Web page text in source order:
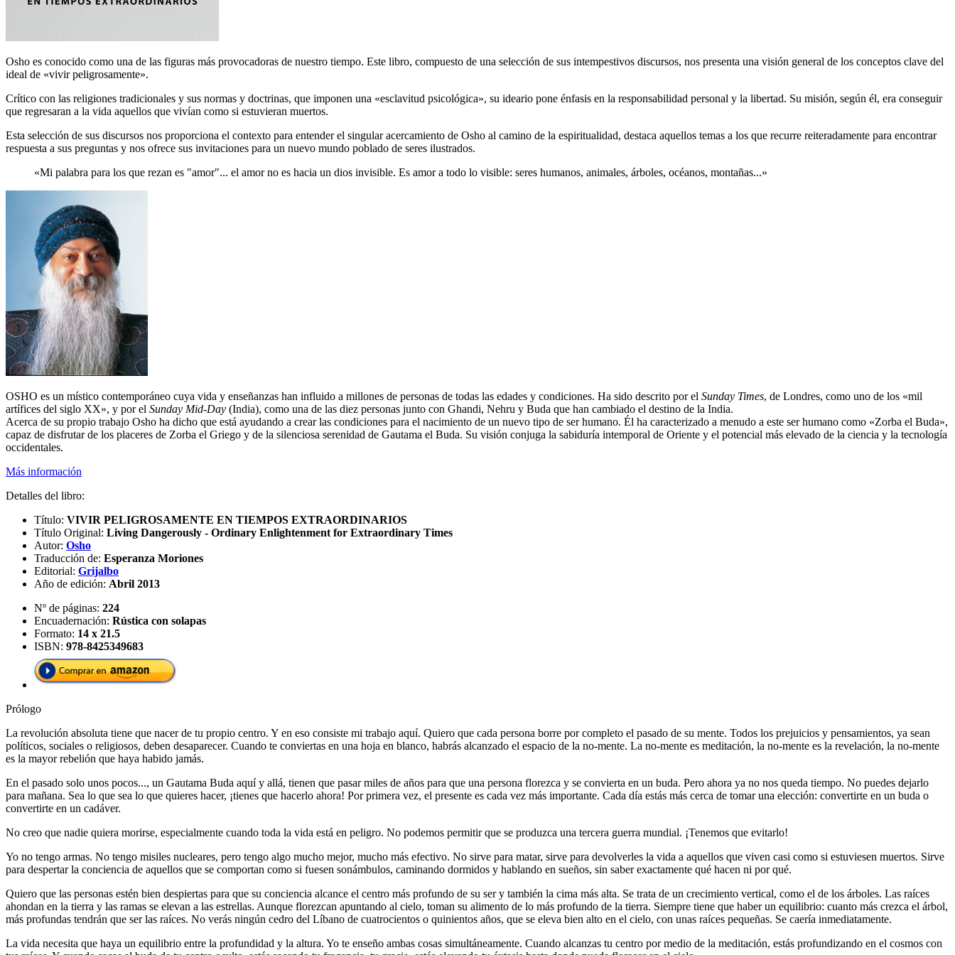
Osho es conocido como una de las figuras más provocadoras de nuestro tiempo. Este libro, compuesto de una selección de sus intempestivos discursos, nos presenta una visión general de los conceptos clave del
ideal de «vivir peligrosamente».
Crítico con las religiones tradicionales y sus normas y doctrinas, que imponen una «esclavitud psicológica», su ideario pone énfasis en la responsabilidad personal y la libertad. Su misión, según él, era conseguir
que regresaran a la vida aquellos que vivían como si estuvieran muertos.
Esta selección de sus discursos nos proporciona el contexto para entender el singular acercamiento de Osho al camino de la espiritualidad, destaca aquellos temas a los que recurre reiteradamente para encontrar
respuesta a sus preguntas y nos ofrece sus invitaciones para un nuevo mundo poblado de seres ilustrados.
«Mi palabra para los que rezan es "amor"... el amor no es hacia un dios invisible. Es amor a todo lo visible: seres humanos, animales, árboles, océanos, montañas...»
OSHO es un místico contemporáneo cuya vida y enseñanzas han influido a millones de personas de todas las edades y condiciones. Ha sido descrito por el Sunday Times, de Londres, como uno de los «mil
artífices del siglo XX», y por el Sunday Mid-Day (India), como una de las diez personas junto con Ghandi, Nehru y Buda que han cambiado el destino de la India.
Acerca de su propio trabajo Osho ha dicho que está ayudando a crear las condiciones para el nacimiento de un nuevo tipo de ser humano. Él ha caracterizado a menudo a este ser humano como «Zorba el Buda»,
capaz de disfrutar de los placeres de Zorba el Griego y de la silenciosa serenidad de Gautama el Buda. Su visión conjuga la sabiduría intemporal de Oriente y el potencial más elevado de la ciencia y la tecnología
occidentales.
Más información
Detalles del libro:
Título: VIVIR PELIGROSAMENTE EN TIEMPOS EXTRAORDINARIOS
Título Original: Living Dangerously - Ordinary Enlightenment for Extraordinary Times
Autor: Osho
Traducción de: Esperanza Moriones
Editorial: Grijalbo
Año de edición: Abril 2013
Nº de páginas: 224
Encuadernación: Rústica con solapas
Formato: 14 x 21.5
ISBN: 978-8425349683
Prólogo
La revolución absoluta tiene que nacer de tu propio centro. Y en eso consiste mi trabajo aquí. Quiero que cada persona borre por completo el pasado de su mente. Todos los prejuicios y pensamientos, ya sean
políticos, sociales o religiosos, deben desaparecer. Cuando te conviertas en una hoja en blanco, habrás alcanzado el espacio de la no-mente. La no-mente es meditación, la no-mente es la revelación, la no-mente
es la mayor rebelión que haya habido jamás.
En el pasado solo unos pocos..., un Gautama Buda aquí y allá, tienen que pasar miles de años para que una persona florezca y se convierta en un buda. Pero ahora ya no nos queda tiempo. No puedes dejarlo
para mañana. Sea lo que sea lo que quieres hacer, ¡tienes que hacerlo ahora! Por primera vez, el presente es cada vez más importante. Cada día estás más cerca de tomar una elección: convertirte en un buda o
convertirte en un cadáver.
No creo que nadie quiera morirse, especialmente cuando toda la vida está en peligro. No podemos permitir que se produzca una tercera guerra mundial. ¡Tenemos que evitarlo!
Yo no tengo armas. No tengo misiles nucleares, pero tengo algo mucho mejor, mucho más efectivo. No sirve para matar, sirve para devolverles la vida a aquellos que viven casi como si estuviesen muertos. Sirve
para despertar la conciencia de aquellos que se comportan como si fuesen sonámbulos, caminando dormidos y hablando en sueños, sin saber exactamente qué hacen ni por qué.
Quiero que las personas estén bien despiertas para que su conciencia alcance el centro más profundo de su ser y también la cima más alta. Se trata de un crecimiento vertical, como el de los árboles. Las raíces
ahondan en la tierra y las ramas se elevan a las estrellas. Aunque florezcan apuntando al cielo, toman su alimento de lo más profundo de la tierra. Siempre tiene que haber un equilibrio: cuanto más crezca el árbol,
más profundas tendrán que ser las raíces. No verás ningún cedro del Líbano de cuatrocientos o quinientos años, que se eleva bien alto en el cielo, con unas raíces pequeñas. Se caería inmediatamente.
La vida necesita que haya un equilibrio entre la profundidad y la altura. Yo te enseño ambas cosas simultáneamente. Cuando alcanzas tu centro por medio de la meditación, estás profundizando en el cosmos con